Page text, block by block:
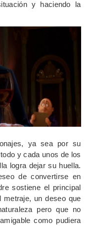
y haciendo la
ya sea por su
y cada unos de los
logra dejar su huella.
de convertirse en
sostiene el principal
metraje, un deseo que
pero que no
como pudiera